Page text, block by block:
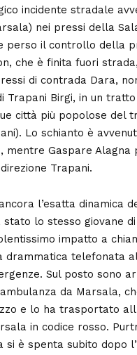
incidente stradale
nei pressi della
perso il controllo della
che è finita fuori
di contrada Dara,
Trapani Birgi, in un
città più popolose del
Lo schianto è
mentre Gaspare Alagna
Trapani.
l’esatta dinamica
lo stesso giovane
impatto a
drammatica telefonata al
Sul posto sono
da Marsala,
e lo ha trasportato
in codice rosso.
si è spenta subito dopo